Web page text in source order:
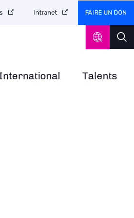
International Talents
Intranet FAIRE UN DON